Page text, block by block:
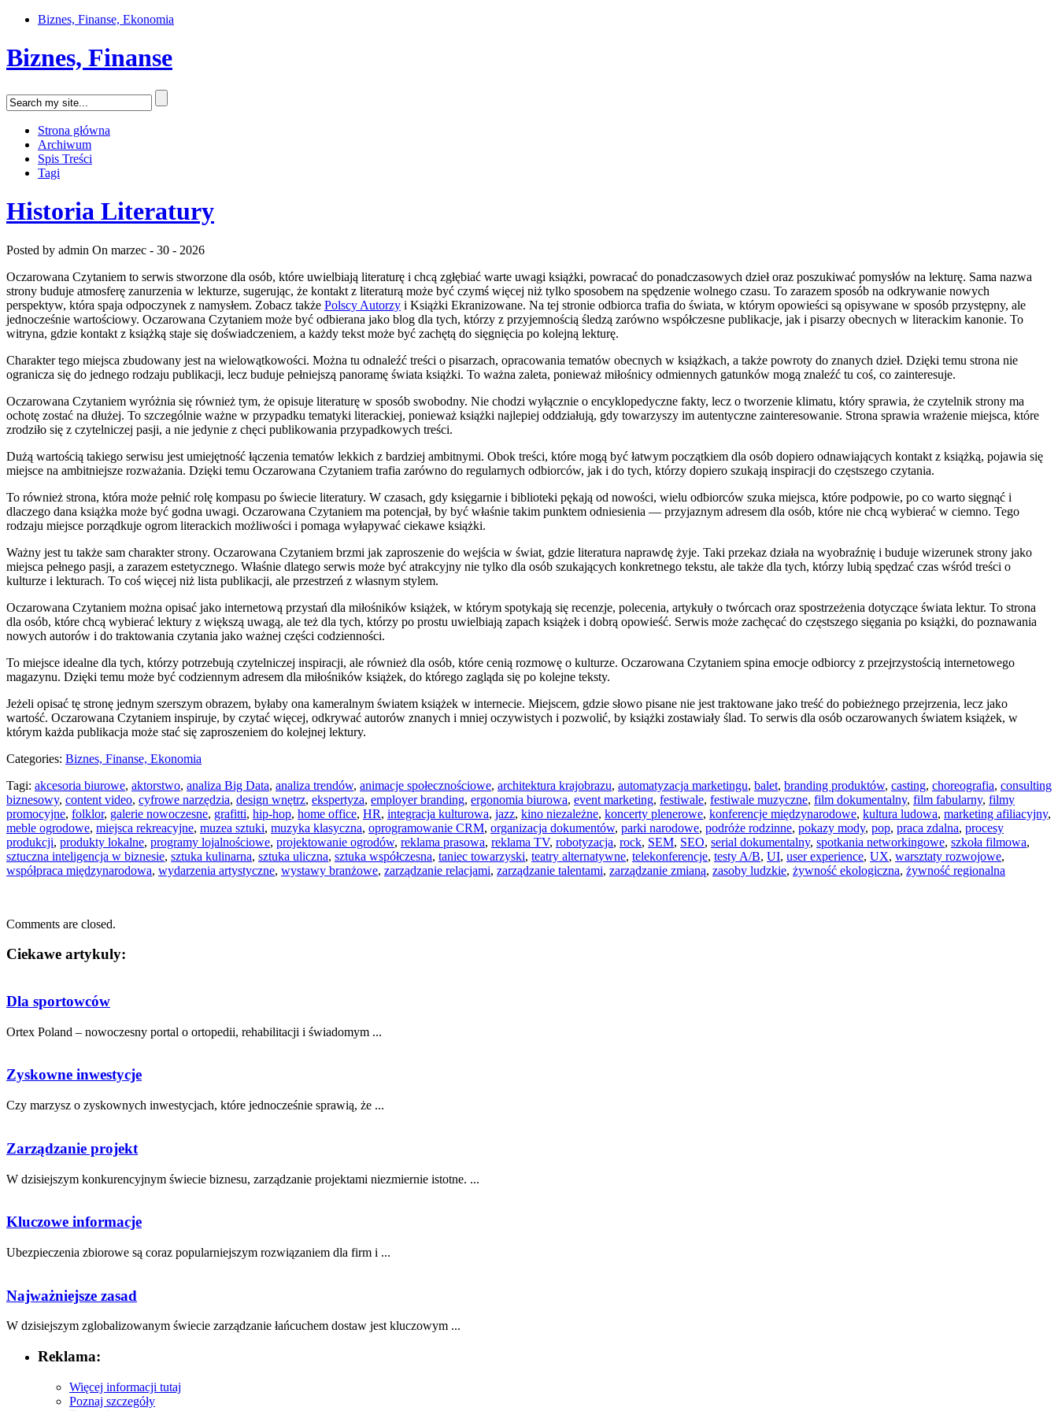
Biznes, Finanse, Ekonomia
Biznes, Finanse
Strona główna
Archiwum
Spis Treści
Tagi
Historia Literatury
Posted by admin On marzec - 30 - 2026
Oczarowana Czytaniem to serwis stworzone dla osób, które uwielbiają literaturę i chcą zgłębiać warte uwagi książki, powracać do ponadczasowych dzieł oraz poszukiwać pomysłów na lekturę. Sama nazwa
strony buduje atmosferę zanurzenia w lekturze, sugerując, że kontakt z literaturą może być czymś więcej niż tylko sposobem na spędzenie wolnego czasu. To zarazem sposób na odkrywanie nowych
perspektyw, która spaja odpoczynek z namysłem. Zobacz także Polscy Autorzy i Książki Ekranizowane. Na tej stronie odbiorca trafia do świata, w którym opowieści są opisywane w sposób przystępny, ale
jednocześnie wartościowy. Oczarowana Czytaniem może być odbierana jako blog dla tych, którzy z przyjemnością śledzą zarówno współczesne publikacje, jak i pisarzy obecnych w literackim kanonie. To
witryna, gdzie kontakt z książką staje się doświadczeniem, a każdy tekst może być zachętą do sięgnięcia po kolejną lekturę.
Charakter tego miejsca zbudowany jest na wielowątkowości. Można tu odnaleźć treści o pisarzach, opracowania tematów obecnych w książkach, a także powroty do znanych dzieł. Dzięki temu strona nie
ogranicza się do jednego rodzaju publikacji, lecz buduje pełniejszą panoramę świata książki. To ważna zaleta, ponieważ miłośnicy odmiennych gatunków mogą znaleźć tu coś, co zainteresuje.
Oczarowana Czytaniem wyróżnia się również tym, że opisuje literaturę w sposób swobodny. Nie chodzi wyłącznie o encyklopedyczne fakty, lecz o tworzenie klimatu, który sprawia, że czytelnik strony ma
ochotę zostać na dłużej. To szczególnie ważne w przypadku tematyki literackiej, ponieważ książki najlepiej oddziałują, gdy towarzyszy im autentyczne zainteresowanie. Strona sprawia wrażenie miejsca, które
zrodziło się z czytelniczej pasji, a nie jedynie z chęci publikowania przypadkowych treści.
Dużą wartością takiego serwisu jest umiejętność łączenia tematów lekkich z bardziej ambitnymi. Obok treści, które mogą być łatwym początkiem dla osób dopiero odnawiających kontakt z książką, pojawia się
miejsce na ambitniejsze rozważania. Dzięki temu Oczarowana Czytaniem trafia zarówno do regularnych odbiorców, jak i do tych, którzy dopiero szukają inspiracji do częstszego czytania.
To również strona, która może pełnić rolę kompasu po świecie literatury. W czasach, gdy księgarnie i biblioteki pękają od nowości, wielu odbiorców szuka miejsca, które podpowie, po co warto sięgnąć i
dlaczego dana książka może być godna uwagi. Oczarowana Czytaniem ma potencjał, by być właśnie takim punktem odniesienia — przyjaznym adresem dla osób, które nie chcą wybierać w ciemno. Tego
rodzaju miejsce porządkuje ogrom literackich możliwości i pomaga wyłapywać ciekawe książki.
Ważny jest tu także sam charakter strony. Oczarowana Czytaniem brzmi jak zaproszenie do wejścia w świat, gdzie literatura naprawdę żyje. Taki przekaz działa na wyobraźnię i buduje wizerunek strony jako
miejsca pełnego pasji, a zarazem estetycznego. Właśnie dlatego serwis może być atrakcyjny nie tylko dla osób szukających konkretnego tekstu, ale także dla tych, którzy lubią spędzać czas wśród treści o
kulturze i lekturach. To coś więcej niż lista publikacji, ale przestrzeń z własnym stylem.
Oczarowana Czytaniem można opisać jako internetową przystań dla miłośników książek, w którym spotykają się recenzje, polecenia, artykuły o twórcach oraz spostrzeżenia dotyczące świata lektur. To strona
dla osób, które chcą wybierać lektury z większą uwagą, ale też dla tych, którzy po prostu uwielbiają zapach książek i dobrą opowieść. Serwis może zachęcać do częstszego sięgania po książki, do poznawania
nowych autorów i do traktowania czytania jako ważnej części codzienności.
To miejsce idealne dla tych, którzy potrzebują czytelniczej inspiracji, ale również dla osób, które cenią rozmowę o kulturze. Oczarowana Czytaniem spina emocje odbiorcy z przejrzystością internetowego
magazynu. Dzięki temu może być codziennym adresem dla miłośników książek, do którego zagląda się po kolejne teksty.
Jeżeli opisać tę stronę jednym szerszym obrazem, byłaby ona kameralnym światem książek w internecie. Miejscem, gdzie słowo pisane nie jest traktowane jako treść do pobieżnego przejrzenia, lecz jako
wartość. Oczarowana Czytaniem inspiruje, by czytać więcej, odkrywać autorów znanych i mniej oczywistych i pozwolić, by książki zostawiały ślad. To serwis dla osób oczarowanych światem książek, w
którym każda publikacja może stać się zaproszeniem do kolejnej lektury.
Categories: Biznes, Finanse, Ekonomia
Tagi: akcesoria biurowe, aktorstwo, analiza Big Data, analiza trendów, animacje społecznościowe, architektura krajobrazu, automatyzacja marketingu, balet, branding produktów, casting, choreografia, consulting
biznesowy, content video, cyfrowe narzędzia, design wnętrz, ekspertyza, employer branding, ergonomia biurowa, event marketing, festiwale, festiwale muzyczne, film dokumentalny, film fabularny, filmy
promocyjne, folklor, galerie nowoczesne, grafitti, hip-hop, home office, HR, integracja kulturowa, jazz, kino niezależne, koncerty plenerowe, konferencje międzynarodowe, kultura ludowa, marketing afiliacyjny,
meble ogrodowe, miejsca rekreacyjne, muzea sztuki, muzyka klasyczna, oprogramowanie CRM, organizacja dokumentów, parki narodowe, podróże rodzinne, pokazy mody, pop, praca zdalna, procesy
produkcji, produkty lokalne, programy lojalnościowe, projektowanie ogrodów, reklama prasowa, reklama TV, robotyzacja, rock, SEM, SEO, serial dokumentalny, spotkania networkingowe, szkoła filmowa,
sztuczna inteligencja w biznesie, sztuka kulinarna, sztuka uliczna, sztuka współczesna, taniec towarzyski, teatry alternatywne, telekonferencje, testy A/B, UI, user experience, UX, warsztaty rozwojowe,
współpraca międzynarodowa, wydarzenia artystyczne, wystawy branżowe, zarządzanie relacjami, zarządzanie talentami, zarządzanie zmianą, zasoby ludzkie, żywność ekologiczna, żywność regionalna
Comments are closed.
Ciekawe artykuly:
Dla sportowców
Ortex Poland – nowoczesny portal o ortopedii, rehabilitacji i świadomym ...
Zyskowne inwestycje
Czy marzysz o zyskownych inwestycjach, które jednocześnie sprawią,‌ że ...
Zarządzanie projekt
W​ dzisiejszym​ konkurencyjnym świecie⁢ biznesu, zarządzanie projektami niezmiernie istotne. ...
Kluczowe informacje
Ubezpieczenia ⁣zbiorowe są coraz popularniejszym⁢ rozwiązaniem dla⁢ firm i ...
Najważniejsze zasad
W dzisiejszym ⁣zglobalizowanym świecie zarządzanie łańcuchem ⁤dostaw jest kluczowym ...
Reklama:
Więcej informacji tutaj
Poznaj szczegóły